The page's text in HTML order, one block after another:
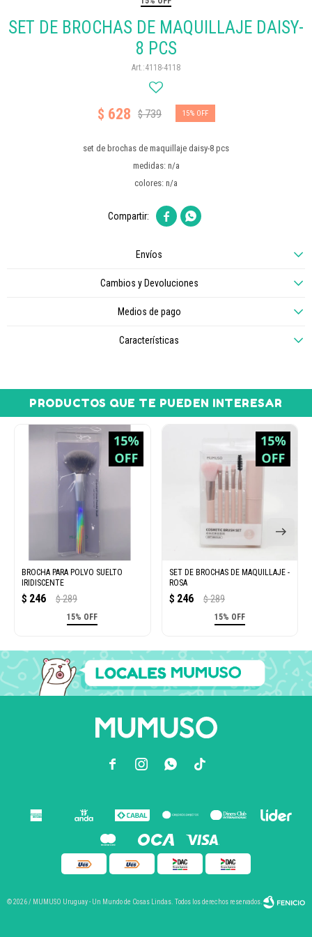
SET DE BROCHAS DE MAQUILLAJE DAISY-
8 PCS
4118-4118
$ 628 $739 15
set de brochas de maquillaje daisy-8 pcs
medidas: n/a
colores: n/a
 
Envíos
Cambios y Devoluciones
Medios de pago
Características
PRODUCTOS QUE TE PUEDEN INTERESAR
BROCHA PARA POLVO SUELTO
IRIDISCENTE
$ 246 $ 289
15% OFF
SET DE BROCHAS DE MAQUILLAJE -
ROSA
$ 246 $ 289
15% OFF
  
© 2026 / MUMUSO Uruguay - Un Mundo de Cosas Lindas. Todos los derechos reservados.